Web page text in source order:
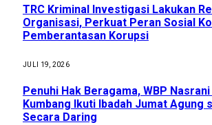
TRC Kriminal Investigasi Lakukan
Organisasi, Perkuat Peran Sosial
Pemberantasan Korupsi
JULI 19, 2026
Penuhi Hak Beragama, WBP
Kumbang Ikuti Ibadah Jumat Agung
Secara Daring